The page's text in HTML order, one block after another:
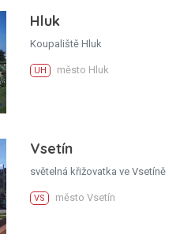
Hluk
Koupaliště Hluk
UH město Hluk
Vsetín
světelná křižovatka ve Vsetíně
VS město Vsetín